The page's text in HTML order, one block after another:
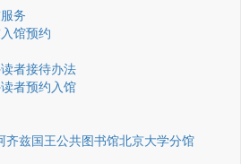
务
馆预约
者接待办法
者预约入馆
齐兹国王公共图书馆北京大学分馆